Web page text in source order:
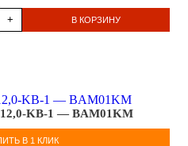
+ В КОРЗИНУ
KB-1 — BAM01KM
В 1 КЛИК